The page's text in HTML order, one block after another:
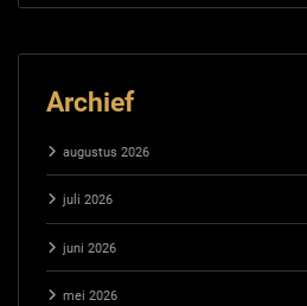
Archief
augustus 2026
juli 2026
juni 2026
mei 2026